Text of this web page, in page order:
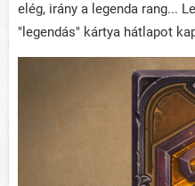
elég, irány a legenda rang...
"legendás" kártya hátlapot